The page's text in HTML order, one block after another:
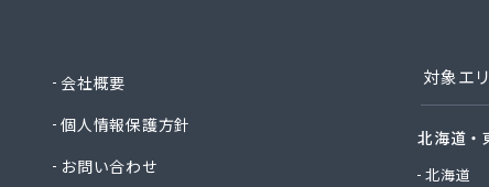
チリウヒーターサービス
ツバメガス株式会社新城営業所
ニイミ産業株式会社 本部・ホームガス
会社概要
個人情報保護方針
お問い合わせ
対象エ
北海道・
北海道